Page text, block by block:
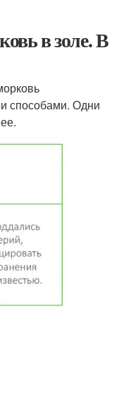
в золе. В
способами. Одни